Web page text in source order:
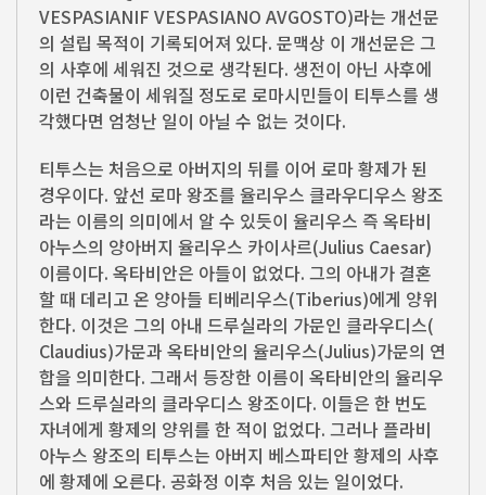
VESPASIANIF VESPASIANO AVGOSTO)라는 개선문
의 설립 목적이 기록되어져 있다. 문맥상 이 개선문은 그
의 사후에 세워진 것으로 생각된다. 생전이 아닌 사후에
이런 건축물이 세워질 정도로 로마시민들이 티투스를 생
각했다면 엄청난 일이 아닐 수 없는 것이다.
티투스는 처음으로 아버지의 뒤를 이어 로마 황제가 된
경우이다. 앞선 로마 왕조를 율리우스 클라우디우스 왕조
라는 이름의 의미에서 알 수 있듯이 율리우스 즉 옥타비
아누스의 양아버지 율리우스 카이사르(Julius Caesar)
이름이다. 옥타비안은 아들이 없었다. 그의 아내가 결혼
할 때 데리고 온 양아들 티베리우스(Tiberius)에게 양위
한다. 이것은 그의 아내 드루실라의 가문인 클라우디스(
Claudius)가문과 옥타비안의 율리우스(Julius)가문의 연
합을 의미한다. 그래서 등장한 이름이 옥타비안의 율리우
스와 드루실라의 클라우디스 왕조이다. 이들은 한 번도
자녀에게 황제의 양위를 한 적이 없었다. 그러나 플라비
아누스 왕조의 티투스는 아버지 베스파티안 황제의 사후
에 황제에 오른다. 공화정 이후 처음 있는 일이었다.